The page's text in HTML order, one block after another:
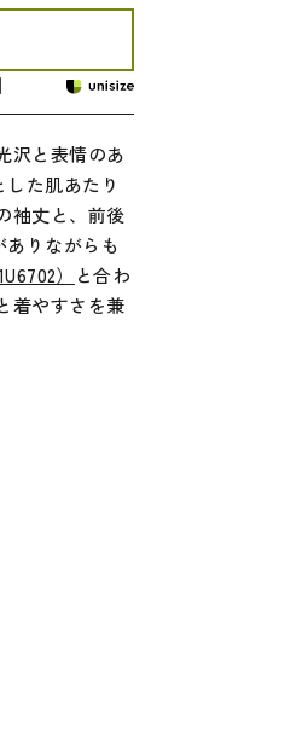
沢と表情のあ
た肌あたり
袖丈と、前後
りながらも
）
と合わ
着やすさを兼